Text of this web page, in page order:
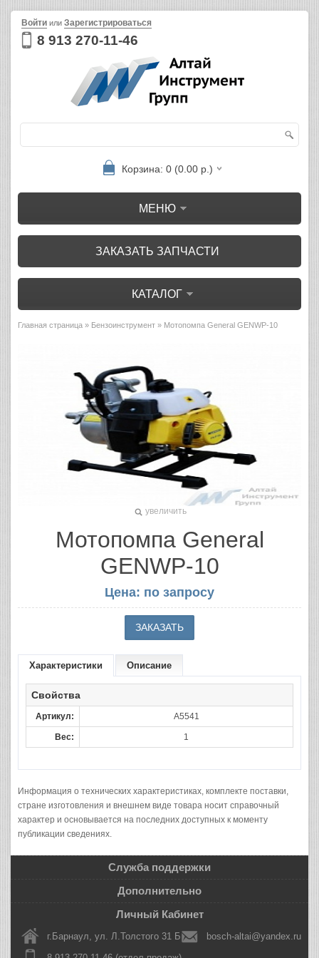
8 913 270-11-46
Войти или Зарегистрироваться
Корзина: 0 (0.00 р.)
МЕНЮ
ЗАКАЗАТЬ ЗАПЧАСТИ
КАТАЛОГ
Главная страница » Бензоинструмент » Мотопомпа General GENWP-10
увеличить
Мотопомпа General
GENWP-10
Цена: по запросу
Характеристики Описание
Свойства
Артикул: A5541
Вес: 1
Информация о технических характеристиках, комплекте поставки,
стране изготовления и внешнем виде товара носит справочный
характер и основывается на последних доступных к моменту
публикации сведениях.
Служба поддержки
Дополнительно
Личный Кабинет
г.Барнаул, ул. Л.Толстого 31 Б
bosch-altai@yandex.ru